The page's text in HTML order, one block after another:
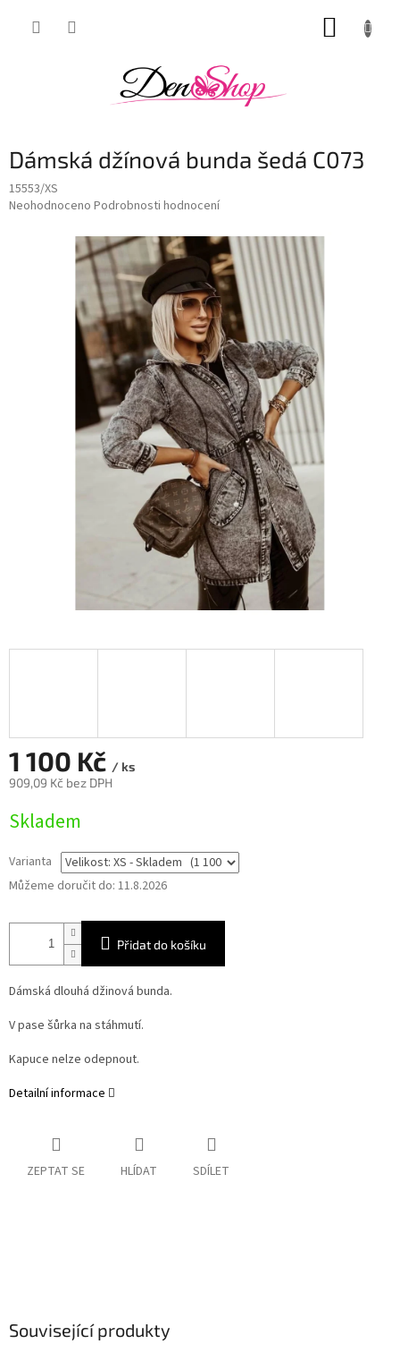
Dámská džínová bunda šedá C073
15553/XS
Průměrné
Neohodnoceno Podrobnosti hodnocení
1 100 Kč / ks
909,09 Kč bez DPH
cena:
Skladem
Varianta
Můžeme doručit do: 11.8.2026
Přidat do košíku
Dámská dlouhá džinová bunda.
V pase šůrka na stáhmutí.
Kapuce nelze odepnout.
Detailní informace
ZEPTAT SE HLÍDAT SDÍLET
Související produkty